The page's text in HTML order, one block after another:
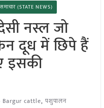
(STATE NEWS)
नस्ल जो
दूध में छिपे हैं
इसकी
Bargur cattle, पशुपालन